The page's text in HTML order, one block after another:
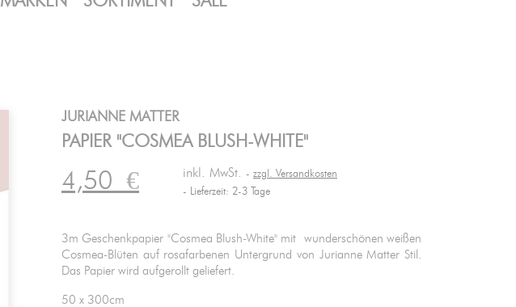
JURIANNE MATTER
PAPIER "COSMEA BLUSH-WHITE"
4,50€ inkl. MwSt.
zzgl. Versandkosten
Lieferzeit: 2-3 Tage
3m Geschenkpapier "Cosmea Blush-White" mit wunderschönen weißen
Cosmea-Blüten auf rosafarbenen Untergrund von Jurianne Matter Stil.
Das Papier wird aufgerollt geliefert.
50 x 300cm